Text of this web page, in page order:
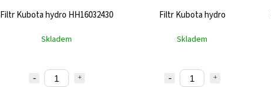
Filtr Kubota hydro HH16032430
Skladem
Filtr Kubota hydro
Skladem